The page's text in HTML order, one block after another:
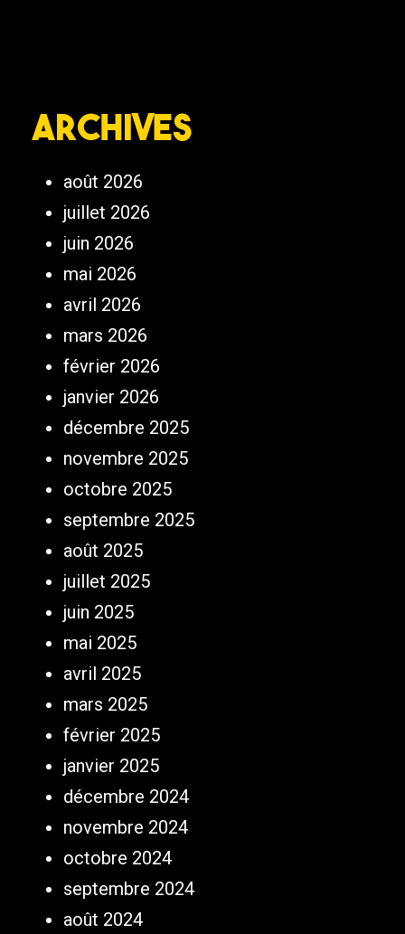
Archives
août 2026
juillet 2026
juin 2026
mai 2026
avril 2026
mars 2026
février 2026
janvier 2026
décembre 2025
novembre 2025
octobre 2025
septembre 2025
août 2025
juillet 2025
juin 2025
mai 2025
avril 2025
mars 2025
février 2025
janvier 2025
décembre 2024
novembre 2024
octobre 2024
septembre 2024
août 2024